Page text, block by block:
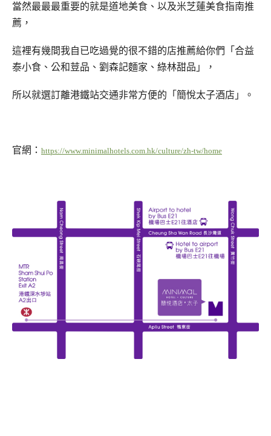
當然最最最重要的就是道地美食、以及米芝蓮美食指南推
薦，
這裡有幾間我自已吃過覺的很不錯的店推薦給你們「合益
泰小食、公和荳品、劉森記麵家、綠林甜品」，
所以就選訂離港鐵站交通非常方便的「簡悅太子酒店」。
官網： https://www.minimalhotels.com.hk/culture/zh-tw/home